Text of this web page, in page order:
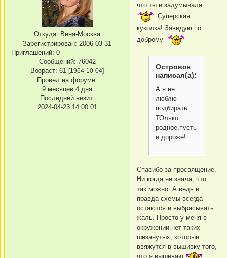
Откуда: Вена-Москва
Зарегистрирован: 2006-03-31
Приглашений: 0
Сообщений: 76042
Возраст: 61 [1964-10-04]
Провел на форуме:
9 месяцев 4 дня
Последний визит:
2024-04-23 14:00:01
что ты и задумывала
Суперская
куколка! Завидую по
доброму
Островок
написал(а):
А я не
люблю
подбирать.
ТОлько
родное,пусть
и дороже!
Спасибо за просвящение.
Ни когда не знала, что
так можно. А ведь и
правда схемы всегда
остаются и выбрасывать
жаль. Просто у меня в
окружении нет таких
шизанутых, которые
ввяжутся в вышивку того,
что я вышиваю